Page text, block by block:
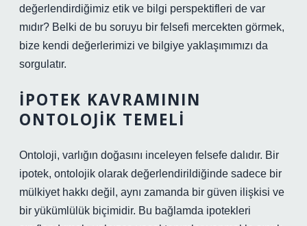
değerlendirdiğimiz etik ve bilgi perspektifleri de var
mıdır? Belki de bu soruyu bir felsefi mercekten görmek,
bize kendi değerlerimizi ve bilgiye yaklaşımımızı da
sorgulatır.
İPOTEK KAVRAMININ
ONTOLOJIK TEMELI
Ontoloji, varlığın doğasını inceleyen felsefe dalıdır. Bir
ipotek, ontolojik olarak değerlendirildiğinde sadece bir
mülkiyet hakkı değil, aynı zamanda bir güven ilişkisi ve
bir yükümlülük biçimidir. Bu bağlamda ipotekleri